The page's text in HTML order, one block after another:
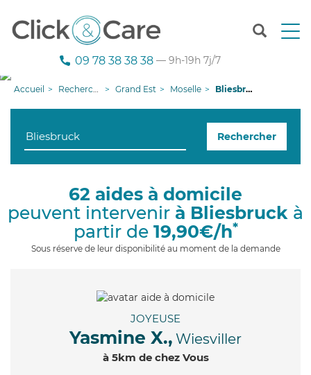
T
n
g
09 78 38 38 38 — 9h-19h 7j/7
Accueil Recherche aide à domicile Grand Est Moselle Bliesbruck
Rechercher
62 aides à domicile
peuvent intervenir à Bliesbruck à
partir de 19,90€/h*
Sous réserve de leur disponibilité au moment de la demande
JOYEUSE
Yasmine X., Wiesviller
à 5km de chez Vous